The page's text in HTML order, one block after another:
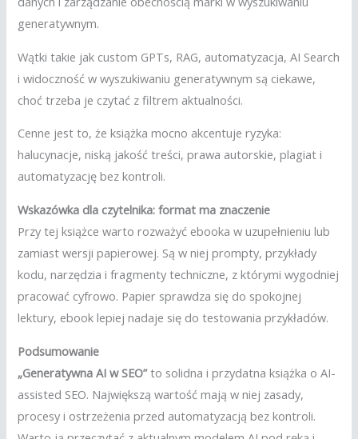
generatywnym.
Wątki takie jak custom GPTs, RAG, automatyzacja, AI Search
i widoczność w wyszukiwaniu generatywnym są ciekawe,
choć trzeba je czytać z filtrem aktualności.
Cenne jest to, że książka mocno akcentuje ryzyka:
halucynacje, niską jakość treści, prawa autorskie, plagiat i
automatyzację bez kontroli.
Wskazówka dla czytelnika: format ma znaczenie
Przy tej książce warto rozważyć ebooka w uzupełnieniu lub
zamiast wersji papierowej. Są w niej prompty, przykłady
kodu, narzędzia i fragmenty techniczne, z którymi wygodniej
pracować cyfrowo. Papier sprawdza się do spokojnej
lektury, ebook lepiej nadaje się do testowania przykładów.
Podsumowanie
„Generatywna AI w SEO”to solidna i przydatna książka o AI-
assisted SEO. Największą wartość mają w niej zasady,
procesy i ostrzeżenia przed automatyzacją bez kontroli.